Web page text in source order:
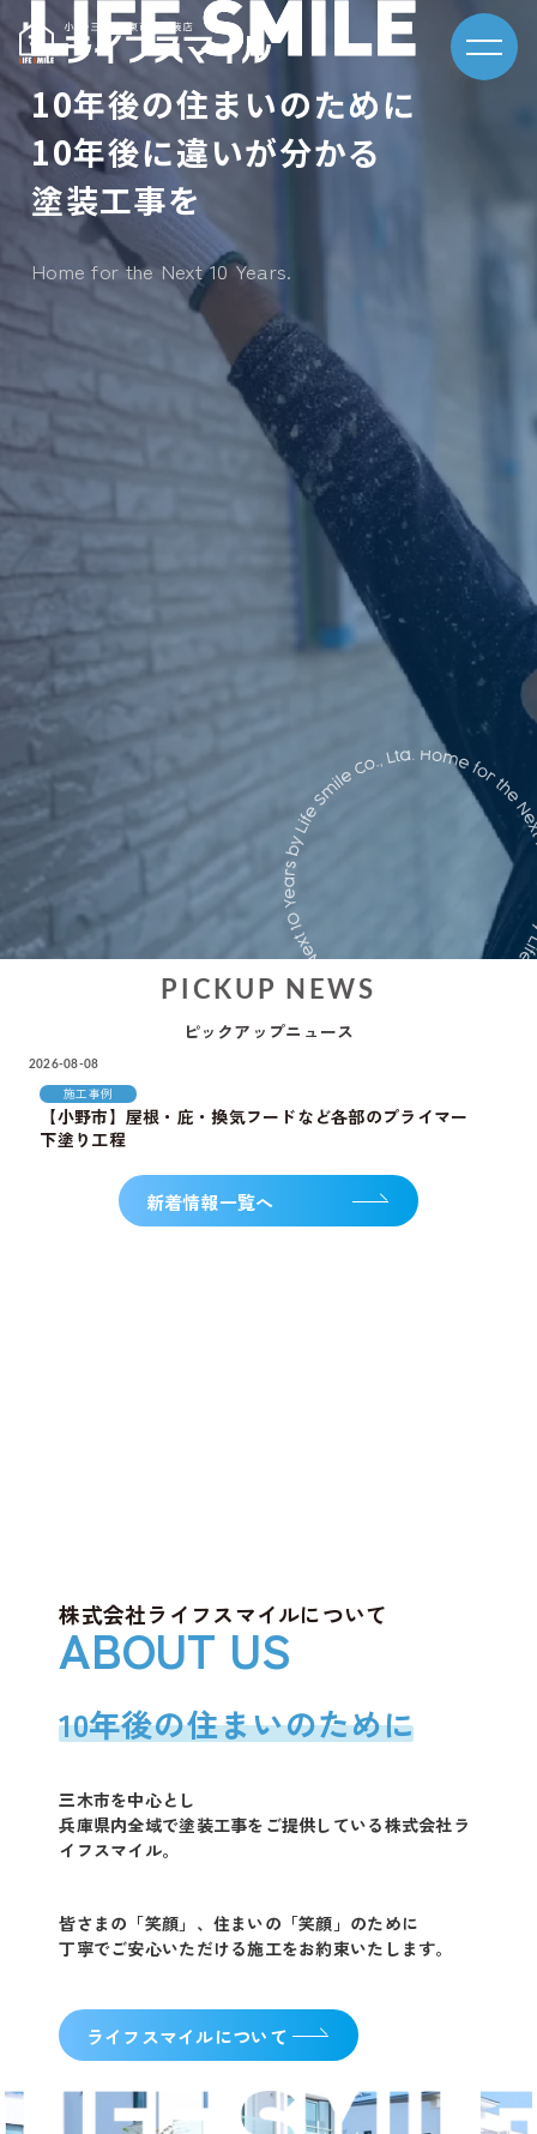
10年後の住まいのために
10年後に違いが分かる
塗装工事を
Home for the Next 10 Years.
ピックアップニュース
2026-08-08
施工事例
【小野市】屋根・庇・換気フードなど各部のプライマー
下塗り工程
新着情報一覧へ
株式会社ライフスマイルについて
10年後の住まいのために
三木市を中心とし
兵庫県内全域で塗装工事をご提供している株式会社ラ
イフスマイル。
皆さまの「笑顔」、住まいの「笑顔」のために
丁寧でご安心いただける施工をお約束いたします。
ライフスマイルについて